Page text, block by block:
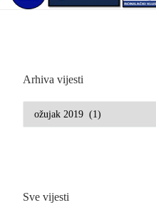
Arhiva vijesti
Sve vijesti